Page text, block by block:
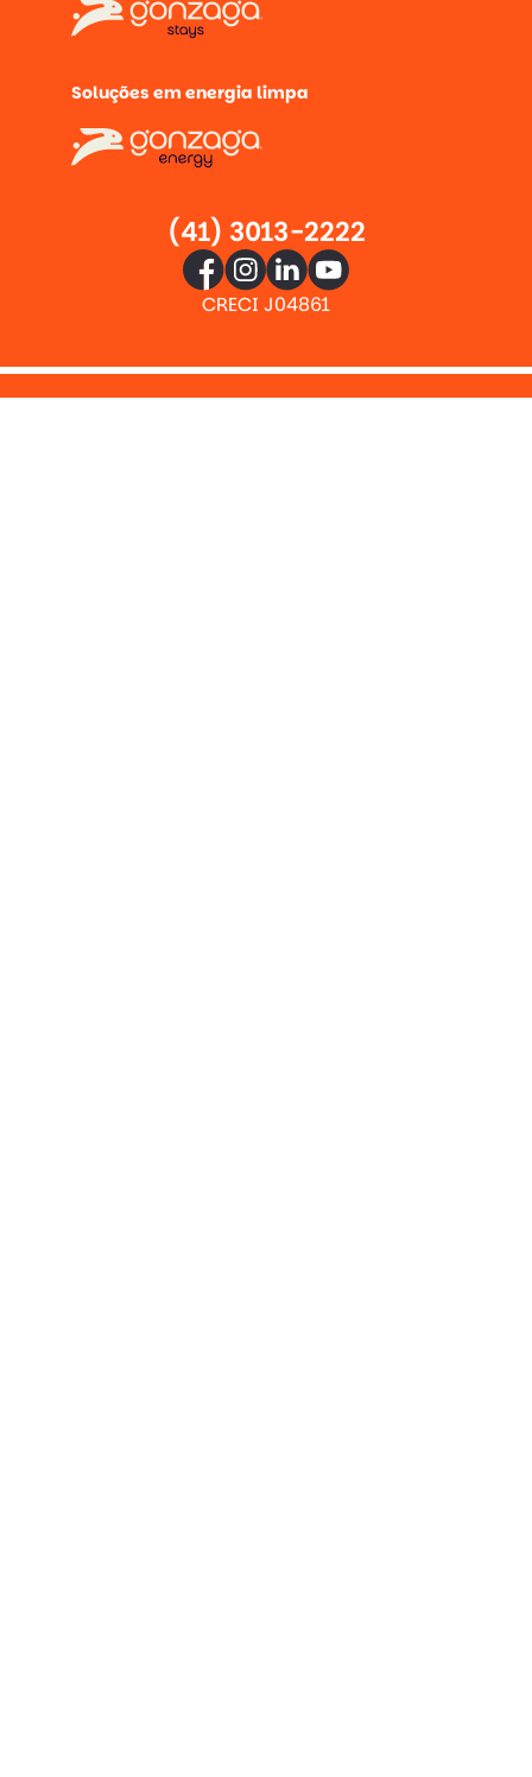
Soluções em energia limpa
(41) 3013-2222
CRECI J04861